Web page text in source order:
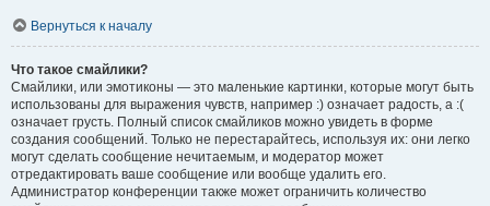
Вернуться к началу
Что такое смайлики?
Смайлики, или эмотиконы — это маленькие картинки, которые могут быть
использованы для выражения чувств, например :) означает радость, а :(
означает грусть. Полный список смайликов можно увидеть в форме
создания сообщений. Только не перестарайтесь, используя их: они легко
могут сделать сообщение нечитаемым, и модератор может
отредактировать ваше сообщение или вообще удалить его.
Администратор конференции также может ограничить количество